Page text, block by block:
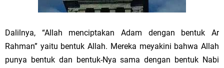
Dalilnya, “Allah menciptakan Adam dengan bentuk Ar
Rahman” yaitu bentuk Allah. Mereka meyakini bahwa Allah
punya bentuk dan bentuk-Nya sama dengan bentuk Nabi